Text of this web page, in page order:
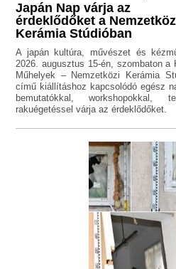
Japán Nap várja az
érdeklődőket a
Kerámia Stúdióban
A japán kultúra, művészet és
2026. augusztus 15-én, szombaton
Műhelyek – Nemzetközi Kerámia
című kiállításhoz kapcsolódó egész
bemutatókkal, workshopokkal,
rakuégetéssel várja az érdeklődőket.